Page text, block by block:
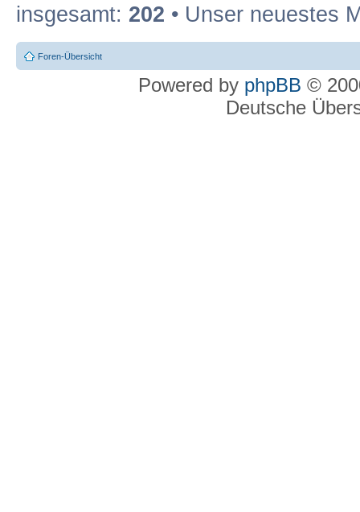
insgesamt: 202 • Unser neuestes
Foren-Übersicht
Powered by phpBB ©
Deutsche